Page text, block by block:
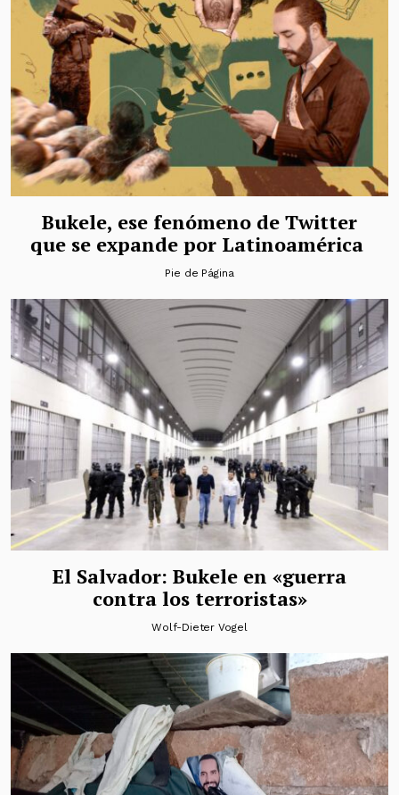
Bukele, ese fenómeno de Twitter
que se expande por Latinoamérica
Pie de Página
El Salvador: Bukele en «guerra
contra los terroristas»
Wolf-Dieter Vogel